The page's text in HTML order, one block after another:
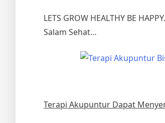
LETS GROW HEALTHY BE
Salam Sehat…
Terapi Akupuntur Dapat